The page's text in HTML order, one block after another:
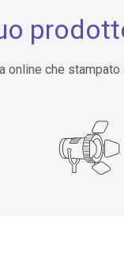
che stampato